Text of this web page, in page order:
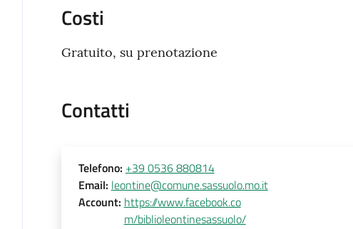
Costi
Gratuito, su prenotazione
Contatti
Telefono: +39 0536 880814
Email: leontine@comune.sassuolo.mo.it
Account: https://www.facebook.co
m/biblioleontinesassuolo/